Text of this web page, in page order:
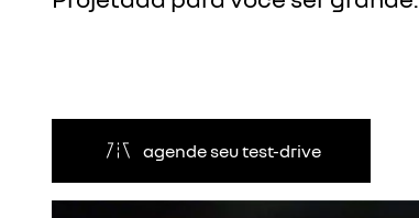
agende seu test-drive